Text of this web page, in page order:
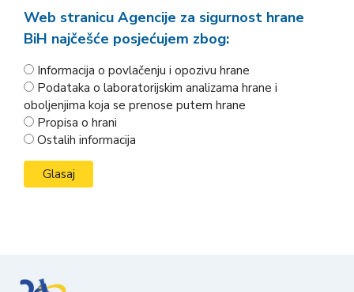
Web stranicu Agencije za sigurnost hrane
BiH najčešće posjećujem zbog:
Informacija o povlačenju i opozivu hrane
Podataka o laboratorijskim analizama hrane i
oboljenjima koja se prenose putem hrane
Propisa o hrani
Ostalih informacija